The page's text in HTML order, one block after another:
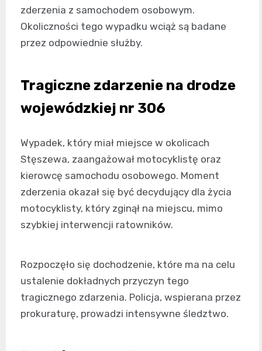
zderzenia z samochodem osobowym.
Okoliczności tego wypadku wciąż są badane
przez odpowiednie służby.
Tragiczne zdarzenie na drodze
wojewódzkiej nr 306
Wypadek, który miał miejsce w okolicach
Stęszewa, zaangażował motocyklistę oraz
kierowcę samochodu osobowego. Moment
zderzenia okazał się być decydujący dla życia
motocyklisty, który zginął na miejscu, mimo
szybkiej interwencji ratowników.
Rozpoczęło się dochodzenie, które ma na celu
ustalenie dokładnych przyczyn tego
tragicznego zdarzenia. Policja, wspierana przez
prokuraturę, prowadzi intensywne śledztwo.